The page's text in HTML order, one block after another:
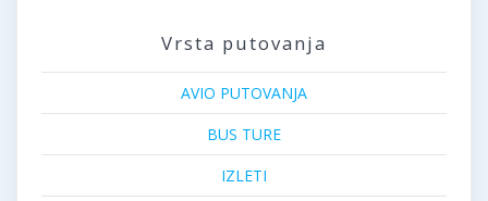
Vrsta putovanja
AVIO PUTOVANJA
BUS TURE
IZLETI